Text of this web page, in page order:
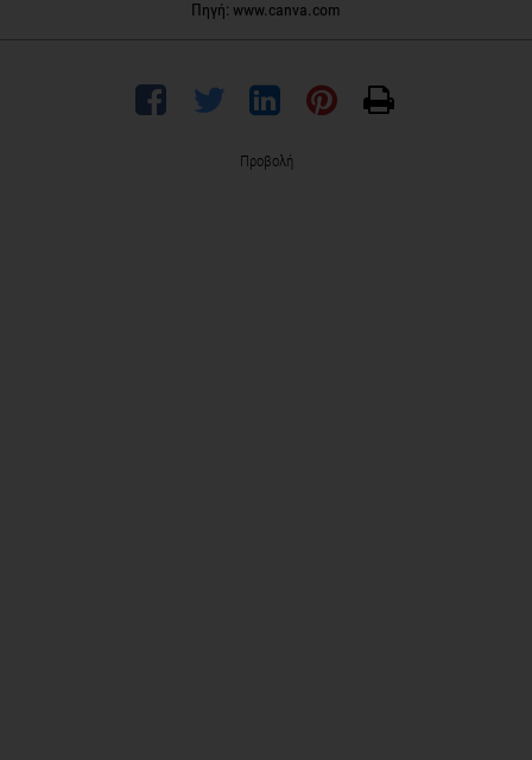
Πηγή: www.canva.com
Προβολή